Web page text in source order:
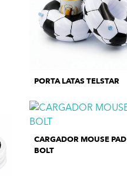
PORTA LATAS TELSTAR
CARGADOR MOUSE PAD
BOLT